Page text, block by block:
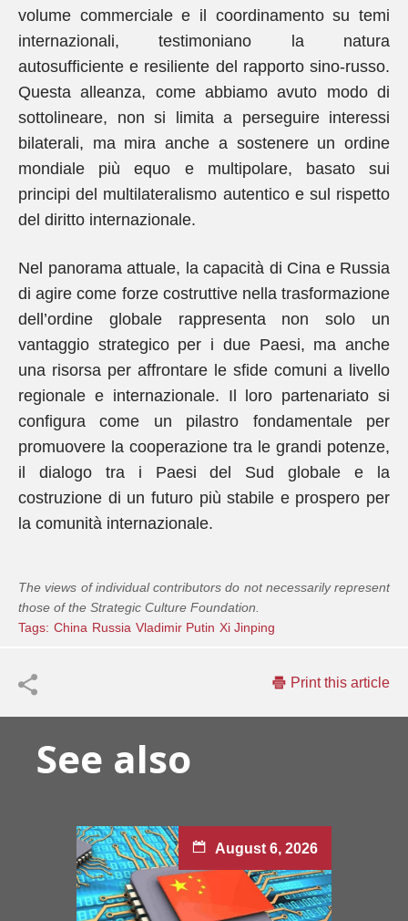
volume commerciale e il coordinamento su temi
internazionali, testimoniano la natura
autosufficiente e resiliente del rapporto sino-russo.
Questa alleanza, come abbiamo avuto modo di
sottolineare, non si limita a perseguire interessi
bilaterali, ma mira anche a sostenere un ordine
mondiale più equo e multipolare, basato sui
principi del multilateralismo autentico e sul rispetto
del diritto internazionale.
Nel panorama attuale, la capacità di Cina e Russia
di agire come forze costruttive nella trasformazione
dell’ordine globale rappresenta non solo un
vantaggio strategico per i due Paesi, ma anche
una risorsa per affrontare le sfide comuni a livello
regionale e internazionale. Il loro partenariato si
configura come un pilastro fondamentale per
promuovere la cooperazione tra le grandi potenze,
il dialogo tra i Paesi del Sud globale e la
costruzione di un futuro più stabile e prospero per
la comunità internazionale.
The views of individual contributors do not necessarily represent
those of the Strategic Culture Foundation.
Tags: China Russia Vladimir Putin Xi Jinping
Print this article
See also
August 6, 2026